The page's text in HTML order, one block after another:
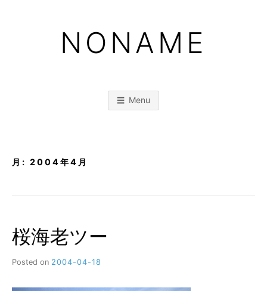
NONAME
Menu
月: 2004年4月
桜海老ツー
Posted on 2004-04-18
M